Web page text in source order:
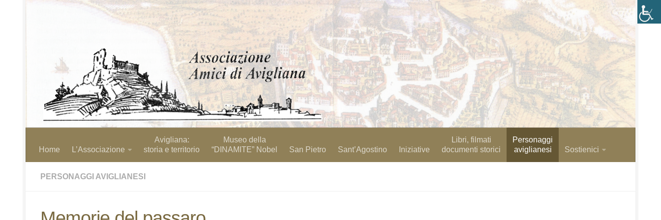
Home L’Associazione
Avigliana:
storia e territorio
Museo della
“DINAMITE” Nobel
San Pietro Sant’Agostino Iniziative
Libri, filmati
documenti storici
Personaggi
aviglianesi
Sostienici
PERSONAGGI AVIGLIANESI